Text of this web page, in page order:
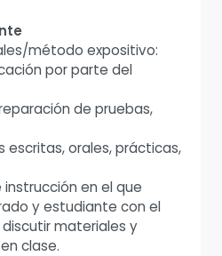
método expositivo:
por parte del
de pruebas,
escritas, orales, prácticas,
en el que
y estudiante con el
materiales y
clase.